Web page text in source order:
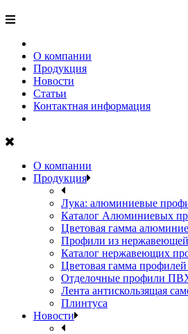
О компании
Продукция
Новости
Статьи
Контактная информация
О компании
Продукция
Лука: алюминиевые
Каталог Алюминиевых
Цветовая гамма
Профили из нержавеющей
Каталог нержавеющих
Цветовая гамма
Отделочные профили
Лента антискользящая
Плинтуса
Новости